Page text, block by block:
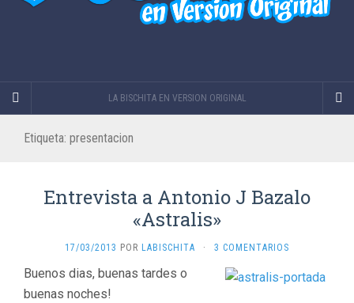
LA BISCHITA EN VERSION ORIGINAL
Etiqueta: presentacion
Entrevista a Antonio J Bazalo
«Astralis»
17/03/2013 POR LABISCHITA · 3 COMENTARIOS
Buenos dias, buenas tardes o
buenas noches!